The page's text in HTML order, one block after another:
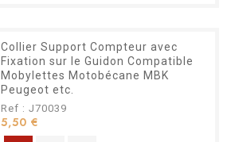
Collier Support Compteur avec
Fixation sur le Guidon Compatible
Mobylettes Motobécane MBK
Peugeot etc.
Ref : J70039
5,50 €